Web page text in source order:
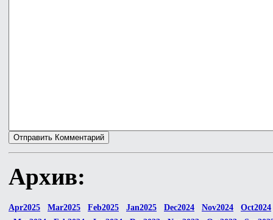
Архив:
Apr2025 Mar2025 Feb2025 Jan2025 Dec2024 Nov2024
Oct2024